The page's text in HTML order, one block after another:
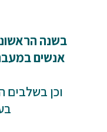
בשנה
אנשים
וכן